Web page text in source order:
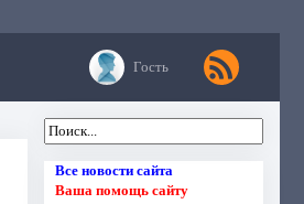
Гость
Все новости сайта
Ваша помощь сайту